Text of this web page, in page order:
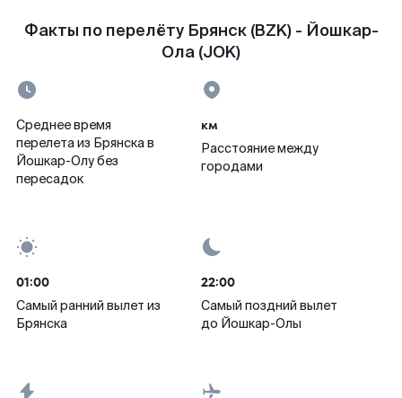
Факты по перелёту Брянск (BZK) - Йошкар-
Ола (JOK)
Среднее время
перелета из Брянска в
Йошкар-Олу без
пересадок
км
Расстояние между
городами
01:00
Самый ранний вылет из
Брянска
22:00
Самый поздний вылет
до Йошкар-Олы